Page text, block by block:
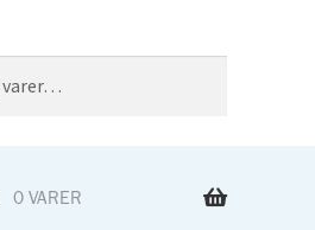
0 VARER